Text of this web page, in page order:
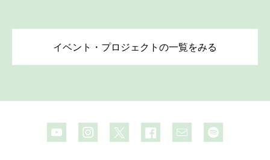
イベント・プロジェクトの一覧をみる